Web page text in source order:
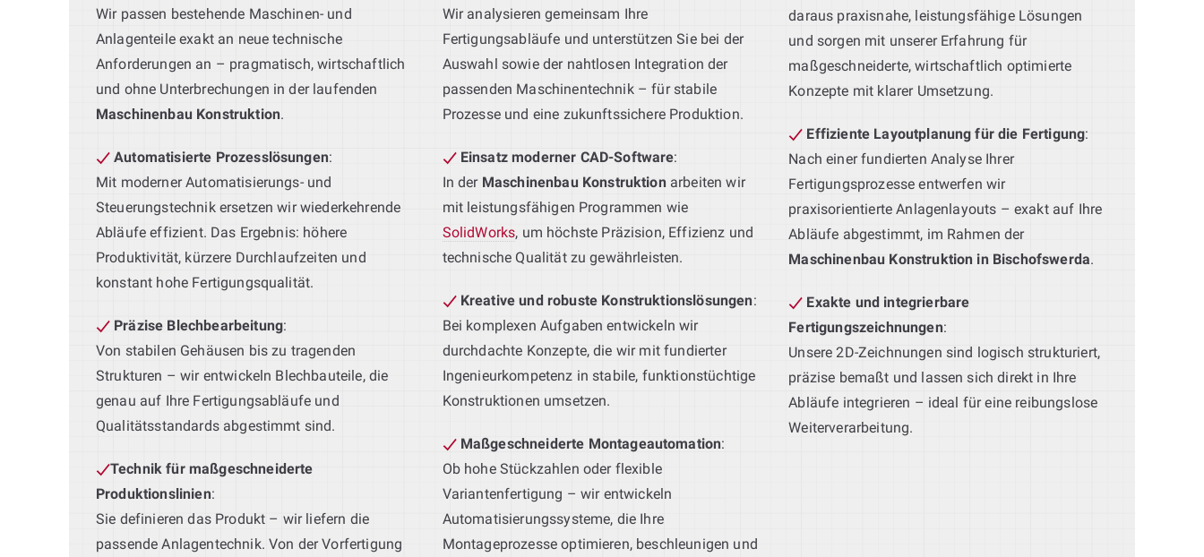
Wir passen bestehende Maschinen- und
Anlagenteile exakt an neue technische
Anforderungen an – pragmatisch, wirtschaftlich
und ohne Unterbrechungen in der laufenden
Maschinenbau Konstruktion.
Automatisierte Prozesslösungen:
Mit moderner Automatisierungs- und
Steuerungstechnik ersetzen wir wiederkehrende
Abläufe effizient. Das Ergebnis: höhere
Produktivität, kürzere Durchlaufzeiten und
konstant hohe Fertigungsqualität.
Präzise Blechbearbeitung:
Von stabilen Gehäusen bis zu tragenden
Strukturen – wir entwickeln Blechbauteile, die
genau auf Ihre Fertigungsabläufe und
Qualitätsstandards abgestimmt sind.
Technik für maßgeschneiderte
Produktionslinien:
Sie definieren das Produkt – wir liefern die
passende Anlagentechnik. Von der Vorfertigung
Wir analysieren gemeinsam Ihre
Fertigungsabläufe und unterstützen Sie bei der
Auswahl sowie der nahtlosen Integration der
passenden Maschinentechnik – für stabile
Prozesse und eine zukunftssichere Produktion.
Einsatz moderner CAD-Software:
In der Maschinenbau Konstruktion arbeiten wir
mit leistungsfähigen Programmen wie
SolidWorks, um höchste Präzision, Effizienz und
technische Qualität zu gewährleisten.
Kreative und robuste Konstruktionslösungen:
Bei komplexen Aufgaben entwickeln wir
durchdachte Konzepte, die wir mit fundierter
Ingenieurkompetenz in stabile, funktionstüchtige
Konstruktionen umsetzen.
Maßgeschneiderte Montageautomation:
Ob hohe Stückzahlen oder flexible
Variantenfertigung – wir entwickeln
Automatisierungssysteme, die Ihre
Montageprozesse optimieren, beschleunigen und
daraus praxisnahe, leistungsfähige Lösungen
und sorgen mit unserer Erfahrung für
maßgeschneiderte, wirtschaftlich optimierte
Konzepte mit klarer Umsetzung.
Effiziente Layoutplanung für die Fertigung:
Nach einer fundierten Analyse Ihrer
Fertigungsprozesse entwerfen wir
praxisorientierte Anlagenlayouts – exakt auf Ihre
Abläufe abgestimmt, im Rahmen der
Maschinenbau Konstruktion in Bischofswerda.
Exakte und integrierbare
Fertigungszeichnungen:
Unsere 2D-Zeichnungen sind logisch strukturiert,
präzise bemaßt und lassen sich direkt in Ihre
Abläufe integrieren – ideal für eine reibungslose
Weiterverarbeitung.